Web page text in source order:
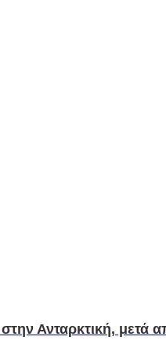
Ανταρκτική, μετά